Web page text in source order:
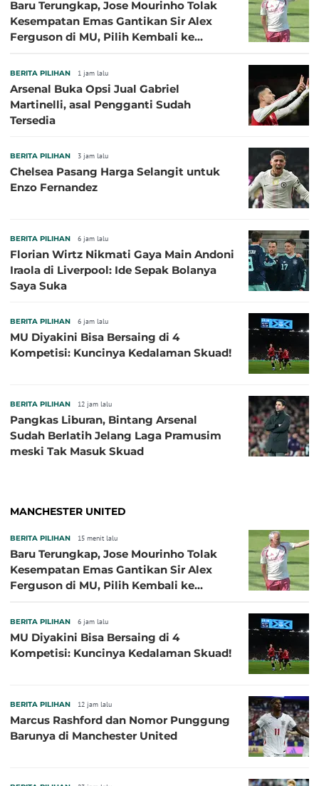
Baru Terungkap, Jose Mourinho Tolak
Kesempatan Emas Gantikan Sir Alex
Ferguson di MU, Pilih Kembali ke
BERITA PILIHAN 1 jam lalu
Arsenal Buka Opsi Jual Gabriel
Martinelli, asal Pengganti Sudah
Tersedia
BERITA PILIHAN 3 jam lalu
Chelsea Pasang Harga Selangit untuk
Enzo Fernandez
BERITA PILIHAN 6 jam lalu
Florian Wirtz Nikmati Gaya Main Andoni
Iraola di Liverpool: Ide Sepak Bolanya
Saya Suka
BERITA PILIHAN 6 jam lalu
MU Diyakini Bisa Bersaing di 4
Kompetisi: Kuncinya Kedalaman Skuad!
BERITA PILIHAN 12 jam lalu
Pangkas Liburan, Bintang Arsenal
Sudah Berlatih Jelang Laga Pramusim
meski Tak Masuk Skuad
MANCHESTER UNITED
BERITA PILIHAN 15 menit lalu
Baru Terungkap, Jose Mourinho Tolak
Kesempatan Emas Gantikan Sir Alex
Ferguson di MU, Pilih Kembali ke
BERITA PILIHAN 6 jam lalu
MU Diyakini Bisa Bersaing di 4
Kompetisi: Kuncinya Kedalaman Skuad!
BERITA PILIHAN 12 jam lalu
Marcus Rashford dan Nomor Punggung
Barunya di Manchester United